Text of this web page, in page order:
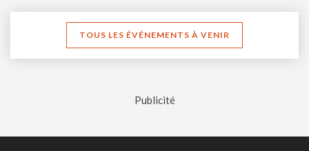
TOUS LES ÉVÉNEMENTS À VENIR
Publicité